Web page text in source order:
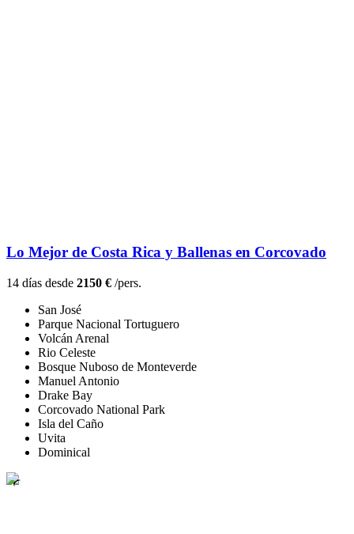
Lo Mejor de Costa Rica y Ballenas en Corcovado
14 días desde 2150 € /pers.
San José
Parque Nacional Tortuguero
Volcán Arenal
Rio Celeste
Bosque Nuboso de Monteverde
Manuel Antonio
Drake Bay
Corcovado National Park
Isla del Caño
Uvita
Dominical